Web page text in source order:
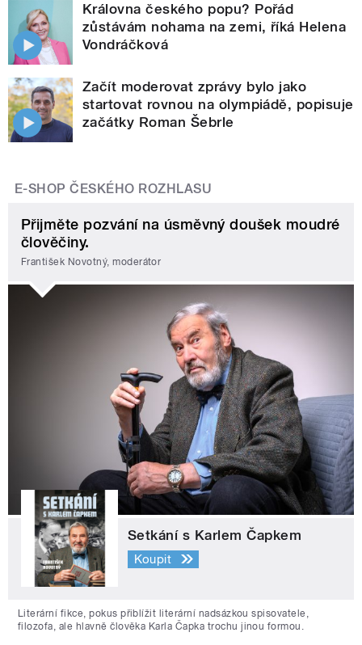
Královna českého popu? Pořád
zůstávám nohama na zemi, říká Helena
Vondráčková
Začít moderovat zprávy bylo jako
startovat rovnou na olympiádě, popisuje
začátky Roman Šebrle
E-SHOP ČESKÉHO ROZHLASU
Přijměte pozvání na úsměvný doušek moudré
člověčiny.
František Novotný, moderátor
Setkání s Karlem Čapkem
Koupit
Literární fikce, pokus přiblížit literární nadsázkou spisovatele,
filozofa, ale hlavně člověka Karla Čapka trochu jinou formou.